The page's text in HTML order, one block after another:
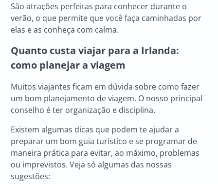
São atrações perfeitas para conhecer durante o
verão, o que permite que você faça caminhadas por
elas e as conheça com calma.
Quanto custa viajar para a Irlanda:
como planejar a viagem
Muitos viajantes ficam em dúvida sobre como fazer
um bom planejamento de viagem. O nosso principal
conselho é ter organização e disciplina.
Existem algumas dicas que podem te ajudar a
preparar um bom guia turístico e se programar de
maneira prática para evitar, ao máximo, problemas
ou imprevistos. Veja só algumas das nossas
sugestões: